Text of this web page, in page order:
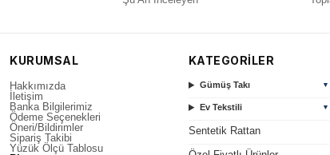
KURUMSAL
Hakkımızda
İletişim
Banka Bilgilerimiz
Ödeme Seçenekleri
Öneri/Bildirimler
Sipariş Takibi
Yüzük Ölçü Tablosu
KATEGORİLER
Gümüş Takı ▼
Ev Tekstili ▼
Sentetik Rattan